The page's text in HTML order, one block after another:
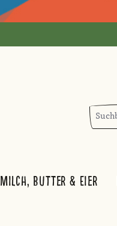
Milch, Butter & Eier